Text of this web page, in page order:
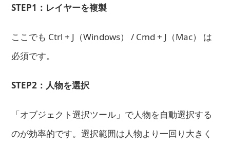
STEP1：レイヤーを複製
ここでも Ctrl + J（Windows） / Cmd + J（Mac） は
必須です。
STEP2：人物を選択
「オブジェクト選択ツール」で人物を自動選択する
のが効率的です。選択範囲は人物より一回り大きく